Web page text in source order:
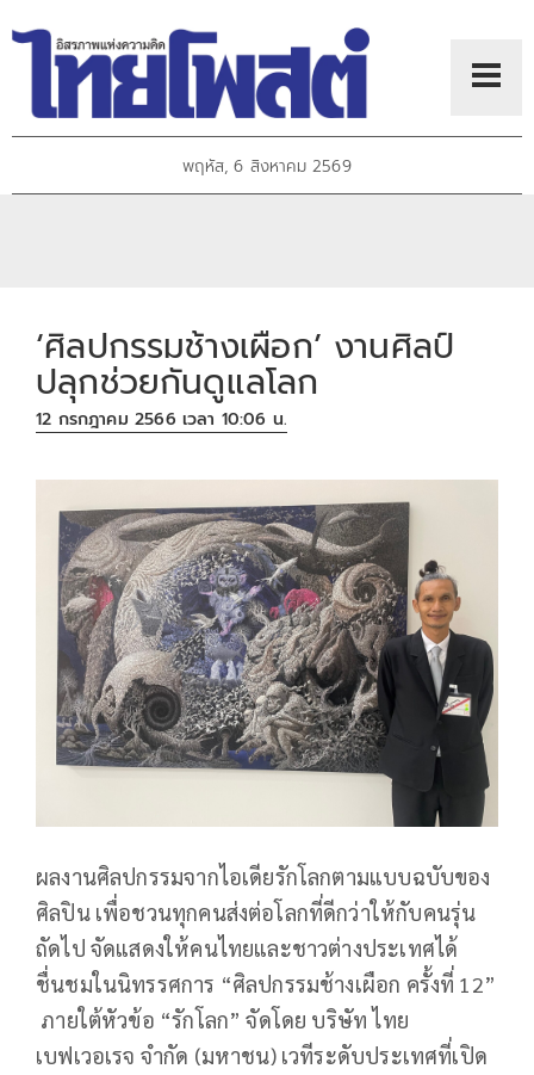
พฤหัส, 6 สิงหาคม 2569
‘ศิลปกรรมช้างเผือก’ งานศิลป์
ปลุกช่วยกันดูแลโลก
12 กรกฎาคม 2566 เวลา 10:06 น.
ผลงานศิลปกรรมจากไอเดียรักโลกตามแบบฉบับของ
ศิลปิน เพื่อชวนทุกคนส่งต่อโลกที่ดีกว่าให้กับคนรุ่น
ถัดไป จัดแสดงให้คนไทยและชาวต่างประเทศได้
ชื่นชมในนิทรรศการ “ศิลปกรรมช้างเผือก ครั้งที่ 12”
ภายใต้หัวข้อ “รักโลก” จัดโดย บริษัท ไทย
เบฟเวอเรจ จำกัด (มหาชน) เวทีระดับประเทศที่เปิด